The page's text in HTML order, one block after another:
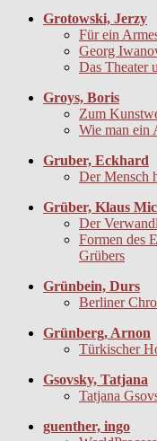
Grotowski, Jerzy
Für ein
Georg
Das Theater
Groys, Boris
Zum
Wie man ein
Gruber, Eckhard
Der Mensch
Grüber, Klaus
Der
Formen des
Grübers
Grünbein, Durs
Berliner
Grünberg, Arnon
Türkischer
Gsovsky, Tatjana
Tatjana
guenther, ingo